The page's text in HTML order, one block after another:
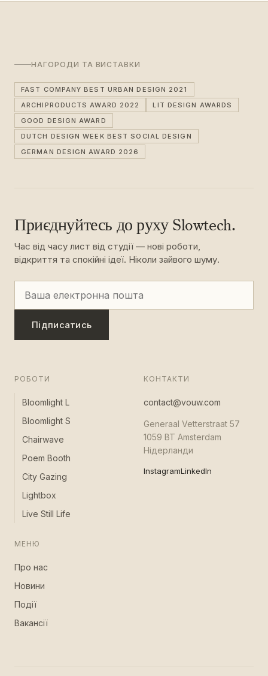
НАГОРОДИ ТА ВИСТАВКИ
FAST COMPANY BEST URBAN DESIGN 2021
ARCHIPRODUCTS AWARD 2022
LIT DESIGN AWARDS
GOOD DESIGN AWARD
DUTCH DESIGN WEEK BEST SOCIAL DESIGN
GERMAN DESIGN AWARD 2026
Приєднуйтесь до руху Slowtech.
Час від часу лист від студії — нові роботи,
відкриття та спокійні ідеї. Ніколи зайвого шуму.
Підписатись
РОБОТИ
Bloomlight L
Bloomlight S
Chairwave
Poem Booth
City Gazing
Lightbox
Live Still Life
МЕНЮ
Про нас
Новини
Події
Вакансії
КОНТАКТИ
contact@vouw.com
Generaal Vetterstraat 57
1059 BT Amsterdam
Нідерланди
InstagramLinkedIn